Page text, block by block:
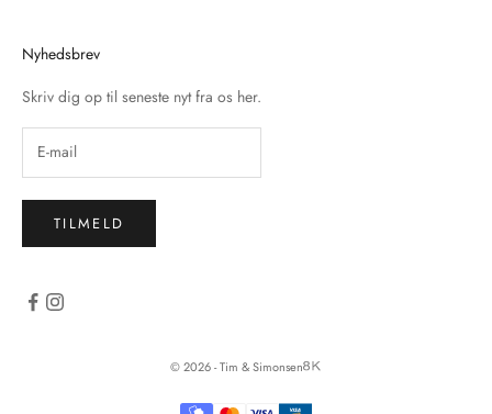
Nyhedsbrev
Skriv dig op til seneste nyt fra os her.
TILMELD
© 2026 - Tim & Simonsen